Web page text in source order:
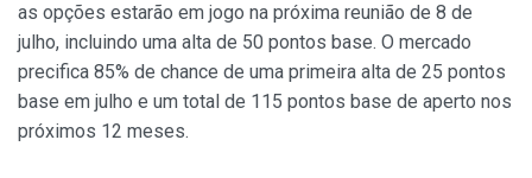
as opções estarão em jogo na próxima reunião de 8 de
julho, incluindo uma alta de 50 pontos base. O mercado
precifica 85% de chance de uma primeira alta de 25 pontos
base em julho e um total de 115 pontos base de aperto nos
próximos 12 meses.